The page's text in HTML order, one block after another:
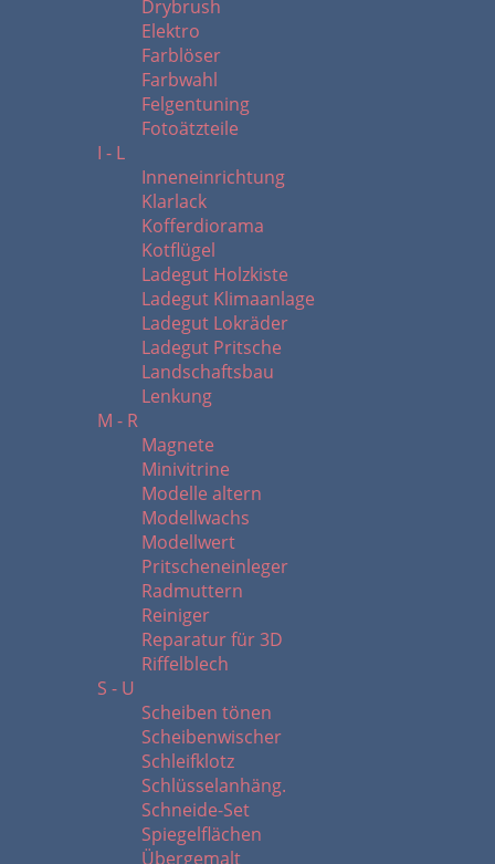
Drybrush
Elektro
Farblöser
Farbwahl
Felgentuning
Fotoätzteile
I - L
Inneneinrichtung
Klarlack
Kofferdiorama
Kotflügel
Ladegut Holzkiste
Ladegut Klimaanlage
Ladegut Lokräder
Ladegut Pritsche
Landschaftsbau
Lenkung
M - R
Magnete
Minivitrine
Modelle altern
Modellwachs
Modellwert
Pritscheneinleger
Radmuttern
Reiniger
Reparatur für 3D
Riffelblech
S - U
Scheiben tönen
Scheibenwischer
Schleifklotz
Schlüsselanhäng.
Schneide-Set
Spiegelflächen
Übergemalt